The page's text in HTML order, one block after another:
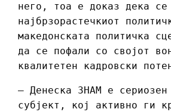
него, тоа е доказ дека се
најбрзорастечкиот
македонската политичка
да се пофали со својот
квалитетен кадровски
– Денеска ЗНАМ е сериозен
субјект, кој активно ги